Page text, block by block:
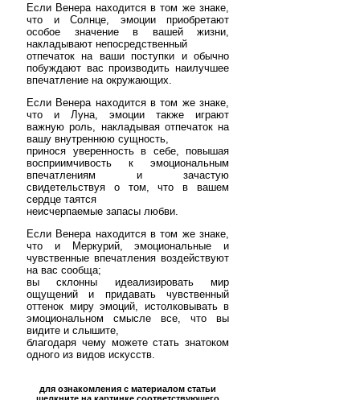
Если Венера находится в том же знаке,
что и Солнце, эмоции приобретают
особое значение в вашей жизни,
накладывают непосредственный
отпечаток на ваши поступки и обычно
побуждают вас производить наилучшее
впечатление на окружающих.
Если Венера находится в том же знаке,
что и Луна, эмоции также играют
важную роль, накладывая отпечаток на
вашу внутреннюю сущность,
принося уверенность в себе, повышая
восприимчивость к эмоциональным
впечатлениям и зачастую
свидетельствуя о том, что в вашем
сердце таятся
неисчерпаемые запасы любви.
Если Венера находится в том же знаке,
что и Меркурий, эмоциональные и
чувственные впечатления воздействуют
на вас сообща;
вы склонны идеализировать мир
ощущений и придавать чувственный
оттенок миру эмоций, истолковывать в
эмоциональном смысле все, что вы
видите и слышите,
благодаря чему можете стать знатоком
одного из видов искусств.
для ознакомления с материалом статьи